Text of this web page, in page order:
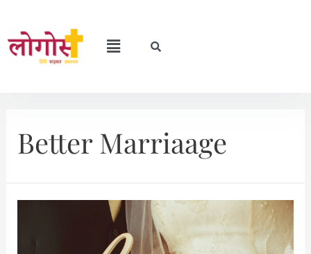
Better Marriaage